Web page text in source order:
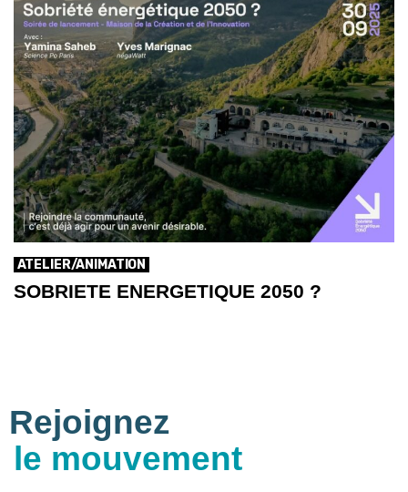
ATELIER/ANIMATION
SOBRIETE ENERGETIQUE 2050 ?
Rejoignez
le mouvement